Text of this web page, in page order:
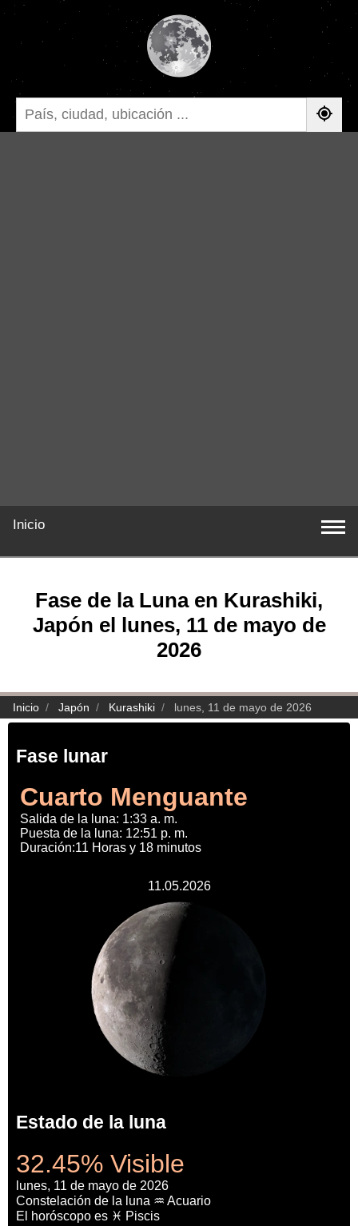
Inicio
Fase de la Luna en Kurashiki,
Japón el lunes, 11 de mayo de
2026
Inicio Japón Kurashiki lunes, 11 de mayo de 2026
Fase lunar
Cuarto Menguante
Salida de la luna: 1:33 a. m.
Puesta de la luna: 12:51 p. m.
Duración:11 Horas y 18 minutos
11.05.2026
Estado de la luna
32.45% Visible
lunes, 11 de mayo de 2026
Constelación de la luna ♒ Acuario
El horóscopo es ♓ Piscis